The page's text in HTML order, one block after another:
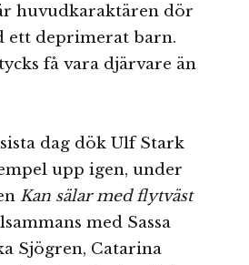
huvudkaraktären dör
ett deprimerat barn.
få vara djärvare än
dag dök Ulf Stark
upp igen, under
Kan sälar med flytväst
med Sassa
Sjögren, Catarina